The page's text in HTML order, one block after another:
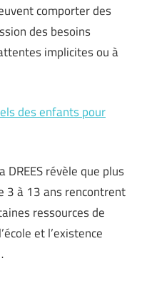
comporter des
des besoins
implicites ou à
des enfants pour
DREES révèle que plus
3 à 13 ans rencontrent
ressources de
et l’existence